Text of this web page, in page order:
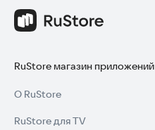
RuStore магазин приложений
О RuStore
RuStore для TV